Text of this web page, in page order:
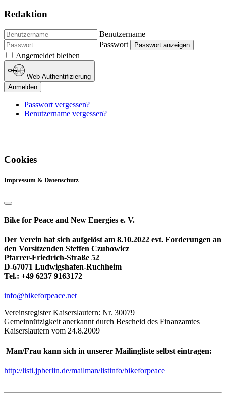
Redaktion
Benutzername
Passwort
Passwort anzeigen
Angemeldet bleiben
Web-Authentifizierung
Anmelden
Passwort vergessen?
Benutzername vergessen?
Cookies
Impressum & Datenschutz
Bike for Peace and New Energies e. V.
Der Verein hat sich aufgelöst am 8.10.2022 evt. Forderungen an
den Vorsitzenden Steffen Czubowicz
Pfarrer-Friedrich-Straße 52
D-67071 Ludwigshafen-Ruchheim
Tel.: +49 6237 9163172
info@bikeforpeace.net
Vereinsregister Kaiserslautern: Nr. 30079
Gemeinnützigkeit anerkannt durch Bescheid des Finanzamtes
Kaiserslautern vom 24.8.2009
Man/Frau kann sich in unserer Mailingliste selbst eintragen:
http://listi.jpberlin.de/mailman/listinfo/bikeforpeace